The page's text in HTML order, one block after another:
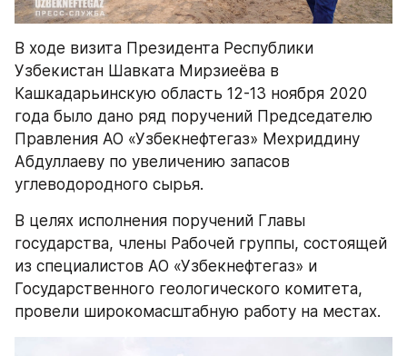
В ходе визита Президента Республики
Узбекистан Шавката Мирзиеёва в
Кашкадарьинскую область 12-13 ноября 2020
года было дано ряд поручений Председателю
Правления АО «Узбекнефтегаз» Мехриддину
Абдуллаеву по увеличению запасов
углеводородного сырья.
В целях исполнения поручений Главы
государства, члены Рабочей группы, состоящей
из специалистов АО «Узбекнефтегаз» и
Государственного геологического комитета,
провели широкомасштабную работу на местах.